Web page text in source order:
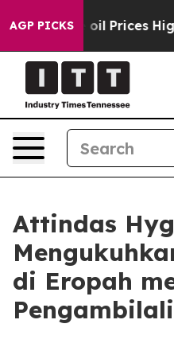
AGP PICKS
Drove oil Prices
Attindas
di Eropah